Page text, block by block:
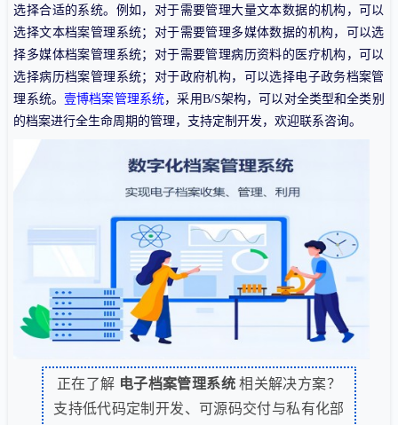
选择合适的系统。例如，对于需要管理大量文本数据的机构，可以
选择文本档案管理系统；对于需要管理多媒体数据的机构，可以选
择多媒体档案管理系统；对于需要管理病历资料的医疗机构，可以
选择病历档案管理系统；对于政府机构，可以选择电子政务档案管
理系统。 壹博档案管理系统，采用B/S架构，可以对全类型和全类别
的档案进行全生命周期的管理，支持定制开发，欢迎联系咨询。
正在了解 电子档案管理系统相关解决方案？
支持低代码定制开发、可源码交付与私有化部